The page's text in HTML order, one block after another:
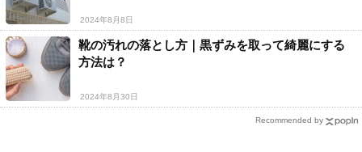
2024年8月8日
靴の汚れの落とし方｜黒ずみを取って綺麗にする
方法は？
2024年8月30日
Recommended by